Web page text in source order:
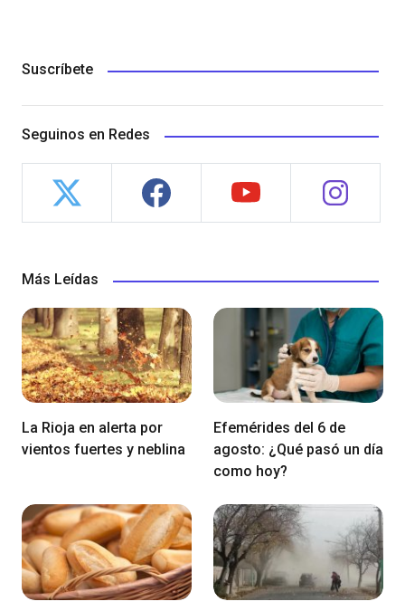
Suscríbete
Seguinos en Redes
Más Leídas
La Rioja en alerta por
vientos fuertes y neblina
Efemérides del 6 de
agosto: ¿Qué pasó un día
como hoy?